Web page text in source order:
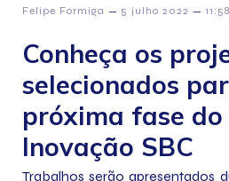
Felipe Formiga – 5 julho 2022 – 11:58
Conheça os
selecionados
próxima fase do
Inovação SBC
Trabalhos serão apresentados